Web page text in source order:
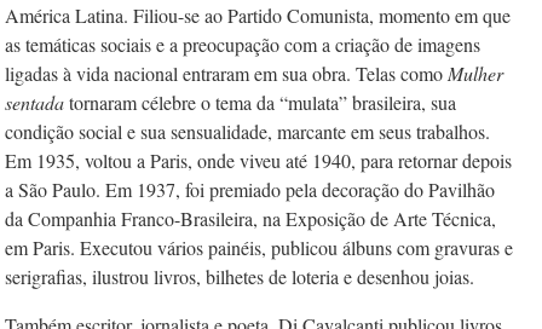
América Latina. Filiou-se ao Partido Comunista, momento em que
as temáticas sociais e a preocupação com a criação de imagens
ligadas à vida nacional entraram em sua obra. Telas como Mulher
sentadatornaram célebre o tema da “mulata” brasileira, sua
condição social e sua sensualidade, marcante em seus trabalhos.
Em 1935, voltou a Paris, onde viveu até 1940, para retornar depois
a São Paulo. Em 1937, foi premiado pela decoração do Pavilhão
da Companhia Franco-Brasileira, na Exposição de Arte Técnica,
em Paris. Executou vários painéis, publicou álbuns com gravuras e
serigrafias, ilustrou livros, bilhetes de loteria e desenhou joias.